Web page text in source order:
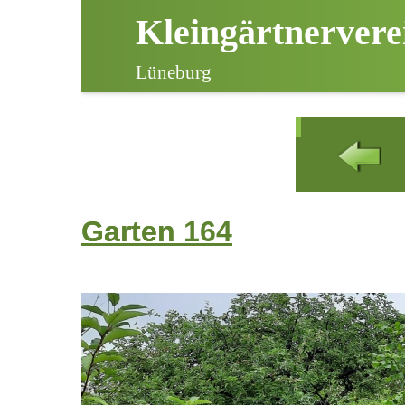
Garten
Lüneburg
Garten 164